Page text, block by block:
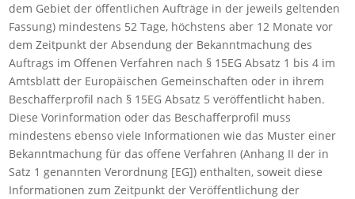
dem Gebiet der öffentlichen Aufträge in der jeweils geltenden
Fassung) mindestens 52 Tage, höchstens aber 12 Monate vor
dem Zeitpunkt der Absendung der Bekanntmachung des
Auftrags im Offenen Verfahren nach § 15EG Absatz 1 bis 4 im
Amtsblatt der Europäischen Gemeinschaften oder in ihrem
Beschafferprofil nach § 15EG Absatz 5 veröffentlicht haben.
Diese Vorinformation oder das Beschafferprofil muss
mindestens ebenso viele Informationen wie das Muster einer
Bekanntmachung für das offene Verfahren (Anhang II der in
Satz 1 genannten Verordnung [EG]) enthalten, soweit diese
Informationen zum Zeitpunkt der Veröffentlichung der